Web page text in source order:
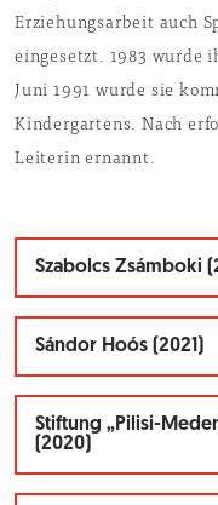
Erziehungsarbeit auch
eingesetzt. 1983 wurde
Juni 1991 wurde sie
Kindergartens. Nach
Leiterin ernannt.
Szabolcs Zsámboki
Sándor Hoós (2021)
Stiftung „Pilisi-
(2020)